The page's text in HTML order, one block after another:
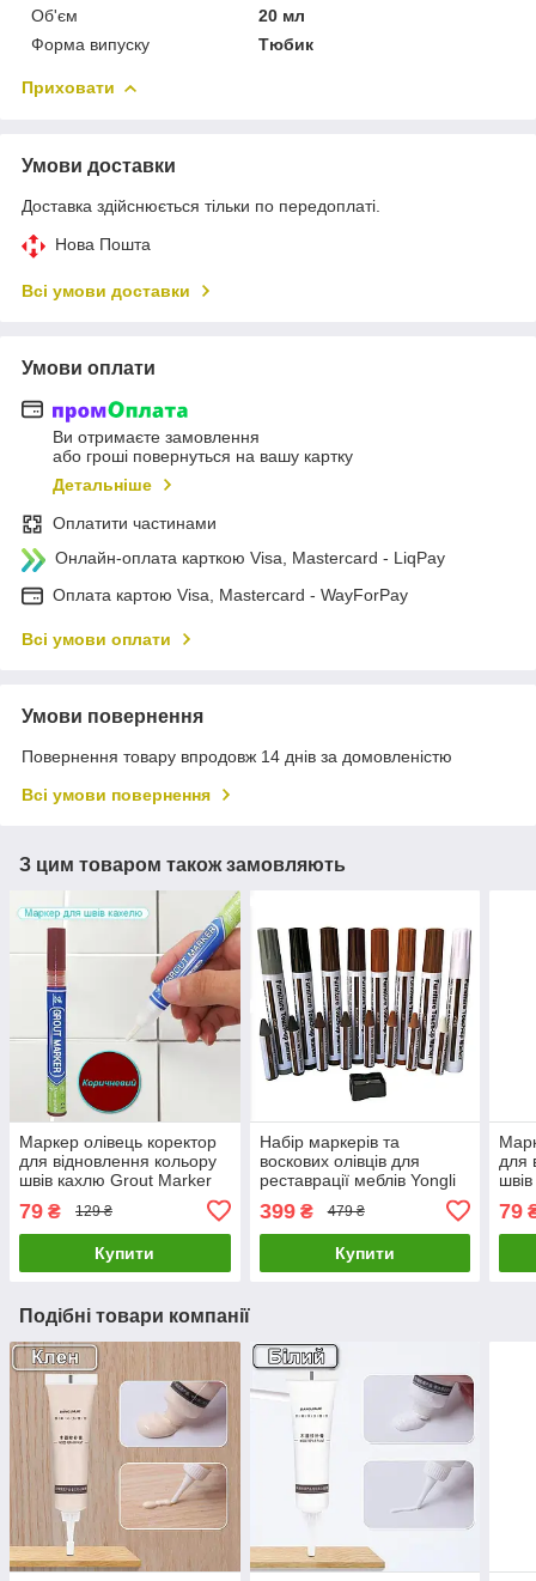
Об'єм
20 мл
Форма випуску
Тюбик
Приховати
Умови доставки
Доставка здійснюється тільки по передоплаті.
Нова Пошта
Всі умови доставки
Умови оплати
Ви отримаєте замовлення
або гроші повернуться на вашу картку
Детальніше
Оплатити частинами
Онлайн-оплата карткою Visa, Mastercard - LiqPay
Оплата картою Visa, Mastercard - WayForPay
Всі умови оплати
Умови повернення
Повернення товару впродовж 14 днів за домовленістю
Всі умови повернення
З цим товаром також замовляють
Маркер олівець коректор
для відновлення кольору
швів кахлю Grout Marker
79 ₴ 129 ₴
Купити
Набір маркерів та
воскових олівців для
реставрації меблів Yongli
399₴ 479 ₴
Купити
для
79
Подібні товари компанії